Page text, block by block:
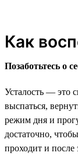
Как
Позаботьтесь о
Усталость — это
выспаться,
режим дня и
достаточно,
проходит и после